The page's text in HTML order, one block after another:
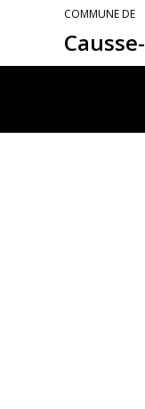
COMMUNE DE